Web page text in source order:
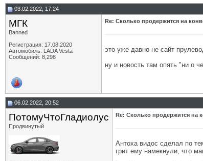
03.02.2022, 17:24
МГК
Banned
Регистрация: 17.08.2020
Автомобиль: LADA Vesta
Сообщений: 8,298
Re: Сколько продержится на
это уже давно не сайт
ну и новость там опять "ни о
06.02.2022, 20:52
ПотомуЧтоГладиолус
Продвинутый
Re: Сколько продержится на
Антоха видос сделал по
грит ему намекнули, что